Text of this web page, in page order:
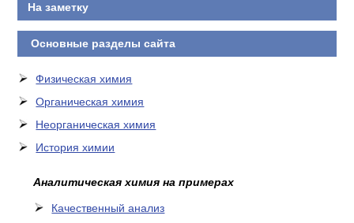
На заметку
Основные разделы сайта
Физическая химия
Органическая химия
Неорганическая химия
История химии
Аналитическая химия на примерах
Качественный анализ